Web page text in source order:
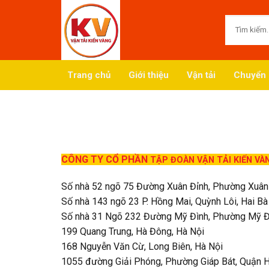
Trang chủ Giới thiệu Vận tải Chuyển
CÔNG TY CỔ PHẦN TẬP ĐOÀN VẬN TẢI KIẾN
Số nhà 52 ngõ 75 Đường Xuân Đỉnh, Phường
Số nhà 143 ngõ 23 P. Hồng Mai, Quỳnh Lôi, Hai
Số nhà 31 Ngõ 232 Đường Mỹ Đình, Phường Mỹ
199 Quang Trung, Hà Đông, Hà Nội
168 Nguyễn Văn Cừ, Long Biên, Hà Nội
1055 đường Giải Phóng, Phường Giáp Bát, Quận